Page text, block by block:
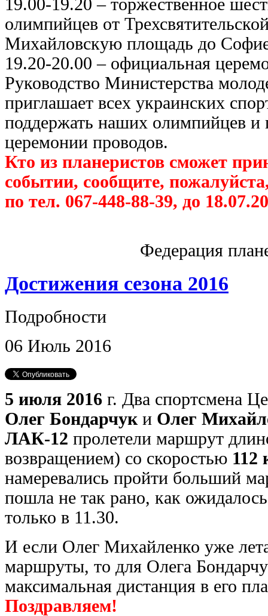
19.00-19.20 – торжественное
олимпийцев от
Михайловскую площадь до
19.20-20.00 – официальная
Руководство Министерства
приглашает всех украинских
поддержать наших олимпийцев и
церемонии проводов.
Кто из планеристов сможет
событии, сообщите,
по тел. 067-448-88-39, до
Федерация
Достижения сезона 2016
Подробности
06 Июль 2016
5 июля 2016 г. Два спортсмена
Олег Бондарчук и Олег
ЛАК-12 пролетели маршрут
возвращением) со скоростью 112
намеревались пройти больший
пошла не так рано, как
только в 11.30.
И если Олег Михайленко уже
маршруты, то для Олега
максимальная дистанция в его
Поздравляем!